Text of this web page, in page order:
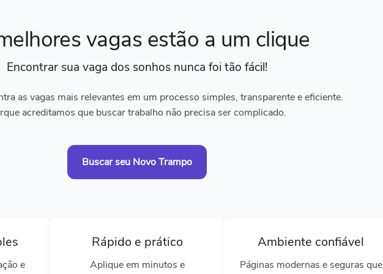
vagas estão a um clique
Encontrar sua vaga dos sonhos nunca foi tão fácil!
as vagas mais relevantes em um processo simples, transparente e eficiente.
acreditamos que buscar trabalho não precisa ser complicado.
Buscar seu Novo Trampo
e
Rápido e prático
Aplique em minutos e
Ambiente confiável
Páginas modernas e seguras que